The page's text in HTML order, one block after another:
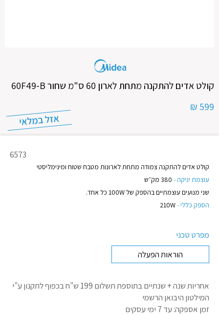
קולט אדים להתקנה מתחת לארון 60 ס"מ שחור 60F49-B
599 ₪
מק"ט
6573
קולט אדים להתקנה צמודה מתחת לארונות מטבח שטוח ומינימליסטי
עוצמת יניקה -
שני מנועים עוצמתיים בהספק של 100W כל אחד.
הספק כללי -
מפרט טכני
הוראות הפעלה
אחריות שנה + שנתיים בתוספת תשלום 199 ש"ח בכפוף לתקנון
ע"י
המילטון היבואן הרשמי
זמן אספקה: עד 7 ימי עסקים